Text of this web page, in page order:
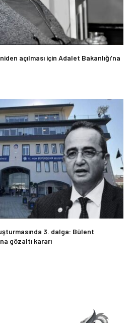
açılması için Adalet Bakanlığı’na
3. dalga: Bülent
gözaltı kararı